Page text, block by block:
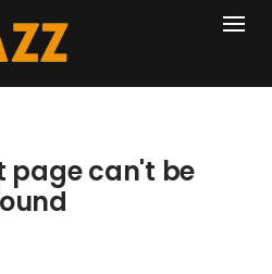
404
page can't be